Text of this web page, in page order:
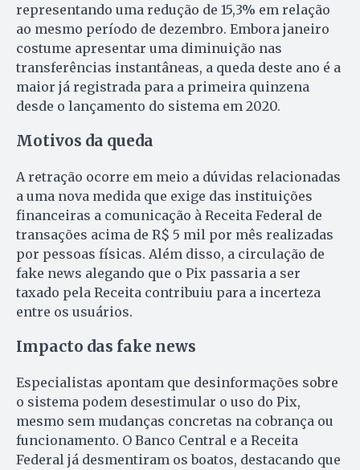
representando uma redução de 15,3% em relação
ao mesmo período de dezembro. Embora janeiro
costume apresentar uma diminuição nas
transferências instantâneas, a queda deste ano é a
maior já registrada para a primeira quinzena
desde o lançamento do sistema em 2020.
Motivos da queda
A retração ocorre em meio a dúvidas relacionadas
a uma nova medida que exige das instituições
financeiras a comunicação à Receita Federal de
transações acima de R$ 5 mil por mês realizadas
por pessoas físicas. Além disso, a circulação de
fake news alegando que o Pix passaria a ser
taxado pela Receita contribuiu para a incerteza
entre os usuários.
Impacto das fake news
Especialistas apontam que desinformações sobre
o sistema podem desestimular o uso do Pix,
mesmo sem mudanças concretas na cobrança ou
funcionamento. O Banco Central e a Receita
Federal já desmentiram os boatos, destacando que